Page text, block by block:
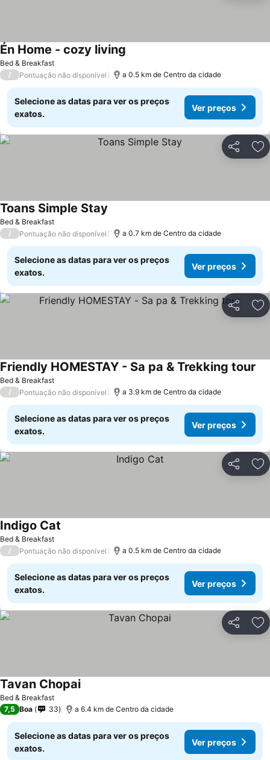
Bed & Breakfast
Én Home - cozy living
/ Pontuação não disponível a 0.5 km de Centro da cidade
Selecione as datas para ver os preços
exatos.
Ver preços
Partilhar
Bed & Breakfast
Toans Simple Stay
/ Pontuação não disponível a 0.7 km de Centro da cidade
Selecione as datas para ver os preços
exatos.
Ver preços
Partilhar
Bed & Breakfast
Friendly HOMESTAY - Sa pa & Trekking tour
/ Pontuação não disponível a 3.9 km de Centro da cidade
Selecione as datas para ver os preços
exatos.
Ver preços
Partilhar
Bed & Breakfast
Indigo Cat
/ Pontuação não disponível a 0.5 km de Centro da cidade
Selecione as datas para ver os preços
exatos.
Ver preços
Partilhar
Bed & Breakfast
Tavan Chopai
7,5 Boa 33 a 6.4 km de Centro da cidade
Selecione as datas para ver os preços
exatos.
Ver preços